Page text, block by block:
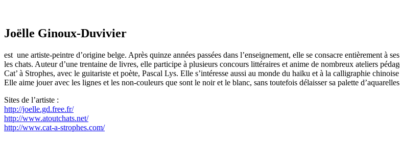
Joëlle Ginoux-Duvivier
est une artiste-peintre d’origine belge. Après quinze années passées dans l’enseignement, elle se consacre entièrement à
les chats. Auteur d’une trentaine de livres, elle participe à plusieurs concours littéraires et anime de nombreux ateliers
Cat’ à Strophes, avec le guitariste et poète, Pascal Lys. Elle s’intéresse aussi au monde du haïku et à la calligraphie
Elle aime jouer avec les lignes et les non-couleurs que sont le noir et le blanc, sans toutefois délaisser sa palette
Sites de l’artiste :
http://joelle.gd.free.fr/
http://www.atoutchats.net/
http://www.cat-a-strophes.com/